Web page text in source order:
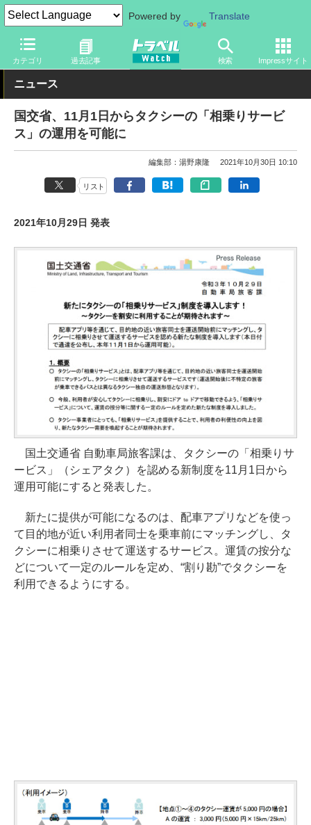
Powered by Translate
カテゴリ 過去記事 検索 Impressサイト
トラベル Watch 企業・政府・官庁 政府・官庁 国土交通省
ニュース
国交省、11月1日からタクシーの「相乗りサービ
ス」の運用を可能に
編集部：湯野康隆 2021年10月30日 10:10
リスト
2021年10月29日 発表
国土交通省 自動車局旅客課は、タクシーの「相乗りサ
ービス」（シェアタク）を認める新制度を11月1日から
運用可能にすると発表した。
新たに提供が可能になるのは、配車アプリなどを使っ
て目的地が近い利用者同士を乗車前にマッチングし、タ
クシーに相乗りさせて運送するサービス。運賃の按分な
どについて一定のルールを定め、“割り勘”でタクシーを
利用できるようにする。